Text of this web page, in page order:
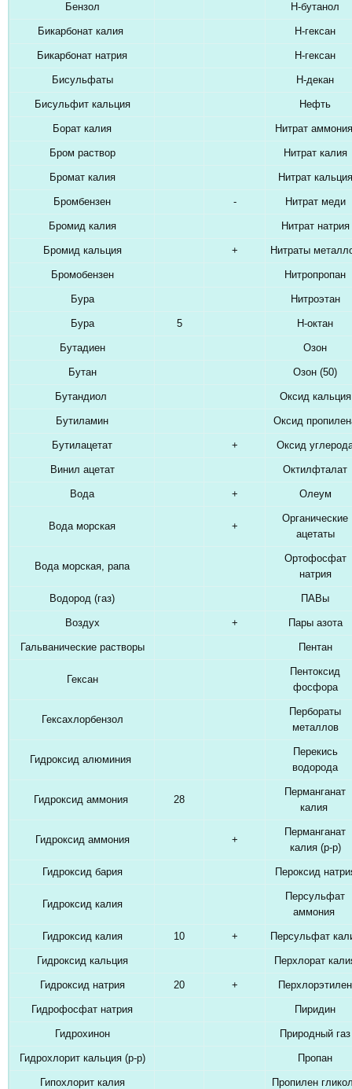
Бензол Н-бутанол
Бикарбонат калия Н-гексан
Бикарбонат натрия Н-гексан
Бисульфаты Н-декан
Бисульфит кальция Нефть
Борат калия Нитрат
Бром раствор Нитрат калия
Бромат калия Нитрат кальция
Бромбензен - Нитрат меди
Бромид калия Нитрат натрия
Бромид кальция + Нитраты
Бромобензен Нитропропан
Бура Нитроэтан
Бура 5 Н-октан
Бутадиен Озон
Бутан Озон (50)
Бутандиол Оксид кальция
Бутиламин Оксид
Бутилацетат + Оксид
Винил ацетат Октилфталат
Вода + Олеум
Вода морская +
Органические
ацетаты
Вода морская, рапа
Ортофосфат
натрия
Водород (газ) ПАВы
Воздух + Пары азота
Гальванические растворы Пентан
Гексан
Пентоксид
фосфора
Гексахлорбензол
Пербораты
металлов
Гидроксид алюминия
Перекись
водорода
Гидроксид аммония 28
Перманганат
калия
Гидроксид аммония +
Перманганат
калия (р-р)
Гидроксид бария Пероксид
Гидроксид калия
Персульфат
аммония
Гидроксид калия 10 + Персульфат
Гидроксид кальция Перхлорат
Гидроксид натрия 20 + Перхлорэтилен
Гидрофосфат натрия Пиридин
Гидрохинон Природный газ
Гидрохлорит кальция (р-р) Пропан
Гипохлорит калия Пропилен